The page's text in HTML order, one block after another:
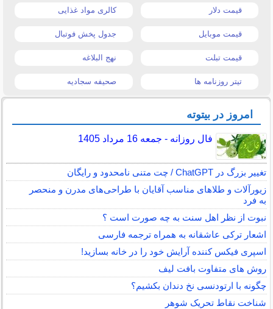
قیمت دلار کالری مواد غذایی
قیمت موبایل جدول پخش فوتبال
قیمت تبلت نهج البلاغه
تیتر روزنامه ها صحیفه سجادیه
امروز در بیتوته
فال روزانه - جمعه 16 مرداد 1405
تغییر بزرگ در ChatGPT / چت متنی نامحدود و رایگان
زیورآلات و طلاهای مناسب آقایان با طراحی‌های مدرن و منحصر
به فرد
نبوت از نظر اهل سنت به چه صورت است ؟
اشعار ترکی عاشقانه به همراه ترجمه فارسی
اسپری فیکس کننده آرایش خود را در خانه بسازید!
روش های متفاوت بافت لیف
چگونه با ارتودنسی نخ دندان بکشیم؟
شناخت نقاط تحریک شوهر